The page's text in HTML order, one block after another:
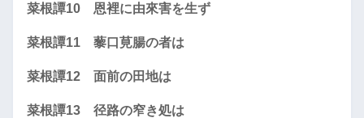
菜根譚10 恩裡に由來害を生ず
菜根譚11 藜口莧腸の者は
菜根譚12 面前の田地は
菜根譚13 径路の窄き処は